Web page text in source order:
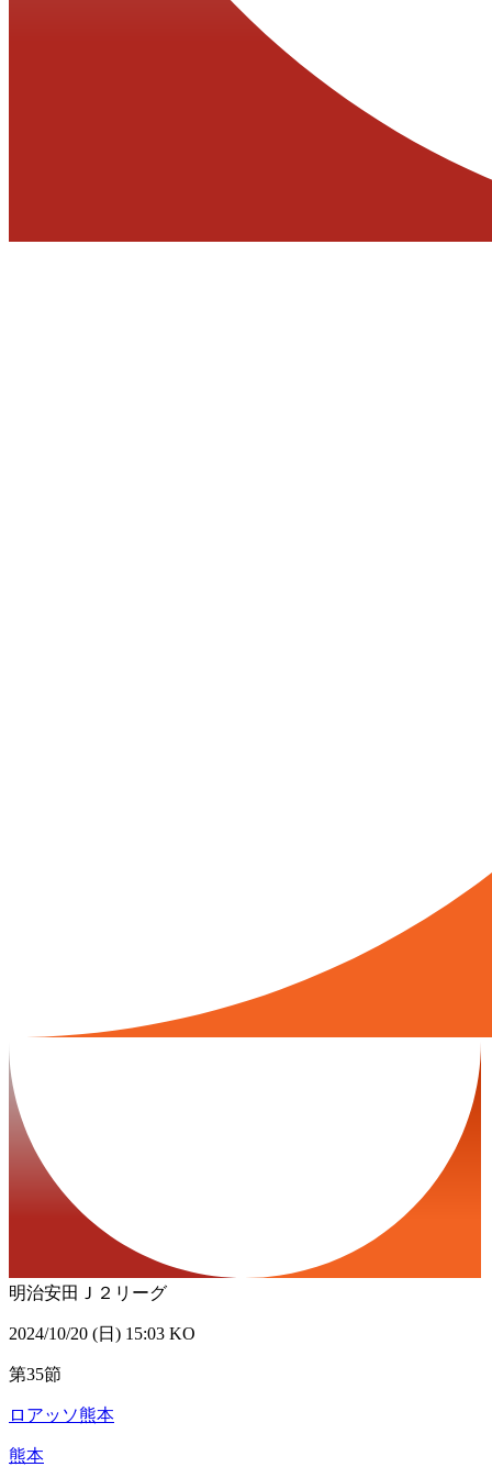
明治安田Ｊ２リーグ
2024/10/20 (日) 15:03 KO
第35節
ロアッソ熊本
熊本